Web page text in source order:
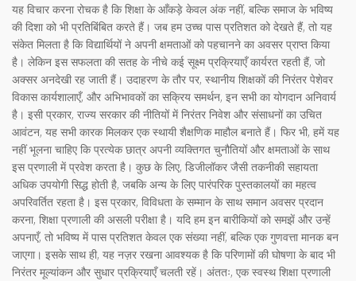
यह विचार करना रोचक है कि शिक्षा के आँकड़े केवल अंक नहीं, बल्कि समाज के भविष्य
की दिशा को भी प्रतिबिंबित करते हैं। जब हम उच्च पास प्रतिशत को देखते हैं, तो यह
संकेत मिलता है कि विद्यार्थियों ने अपनी क्षमताओं को पहचानने का अवसर प्राप्त किया
है। लेकिन इस सफलता की सतह के नीचे कई सूक्ष्म प्रक्रियाएँ कार्यरत रहती हैं, जो
अक्सर अनदेखी रह जाती हैं। उदाहरण के तौर पर, स्थानीय शिक्षकों की निरंतर पेशेवर
विकास कार्यशालाएँ, और अभिभावकों का सक्रिय समर्थन, इन सभी का योगदान अनिवार्य
है। इसी प्रकार, राज्य सरकार की नीतियों में निरंतर निवेश और संसाधनों का उचित
आवंटन, यह सभी कारक मिलकर एक स्थायी शैक्षणिक माहौल बनाते हैं। फिर भी, हमें यह
नहीं भूलना चाहिए कि प्रत्येक छात्र अपनी व्यक्तिगत चुनौतियों और क्षमताओं के साथ
इस प्रणाली में प्रवेश करता है। कुछ के लिए, डिजीलॉकर जैसी तकनीकी सहायता
अधिक उपयोगी सिद्ध होती है, जबकि अन्य के लिए पारंपरिक पुस्तकालयों का महत्व
अपरिवर्तित रहता है। इस प्रकार, विविधता के सम्मान के साथ समान अवसर प्रदान
करना, शिक्षा प्रणाली की असली परीक्षा है। यदि हम इन बारीकियों को समझें और उन्हें
अपनाएँ, तो भविष्य में पास प्रतिशत केवल एक संख्या नहीं, बल्कि एक गुणवत्ता मानक बन
जाएगा। इसके साथ ही, यह नज़र रखना आवश्यक है कि परिणामों की घोषणा के बाद भी
निरंतर मूल्यांकन और सुधार प्रक्रियाएँ चलती रहें। अंततः, एक स्वस्थ शिक्षा प्रणाली